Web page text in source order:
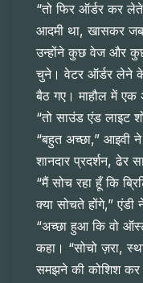
“तो फिर ऑर्डर कर
आदमी था, खासकर जब
उन्होंने कुछ वेज और
चुने। वेटर ऑर्डर लेने
बैठ गए। माहौल में एक
“तो साउंड एंड लाइट
“बहुत अच्छा,” आइवी ने
शानदार प्रदर्शन, ढेर
“मैं सोच रहा हूँ कि
क्या सोचते होंगे,” एंडी
“अच्छा हुआ कि वो
कहा। “सोचो ज़रा,
समझने की कोशिश कर